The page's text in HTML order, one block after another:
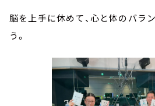
脳を上手に休めて、心と体のバラ
う。